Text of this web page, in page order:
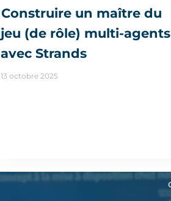
Construire un maître du
jeu (de rôle) multi-agents
avec Strands
13 octobre 2025